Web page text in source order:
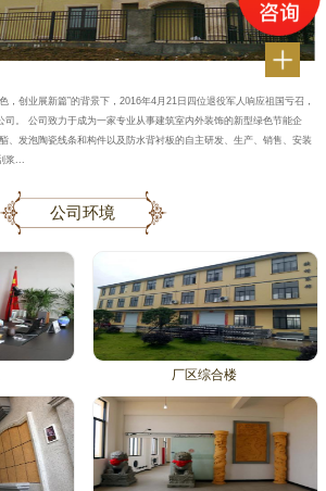
，创业展新篇”的背景下，2016年4月21日四位退役军人响应祖国亏召，
司。 公司致力于成为一家专业从事建筑室内外装饰的新型绿色节能企
、发泡陶瓷线条和构件以及防水背衬板的自主研发、生产、销售、安装
浆...
公司环境
厂区综合楼